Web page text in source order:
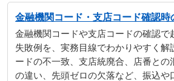
金融機関コード・支店コード確認時
金融機関コードや支店コードの確認で
失敗例を、実務目線でわかりやすく解
ードの不一致、支店統廃合、店番との
の違い、先頭ゼロの欠落など、振込や